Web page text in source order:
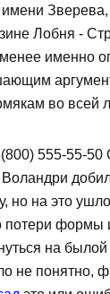
имени
Лобня -
именно
во всей
555-55-
но на это
потери формы
на
не понятно,